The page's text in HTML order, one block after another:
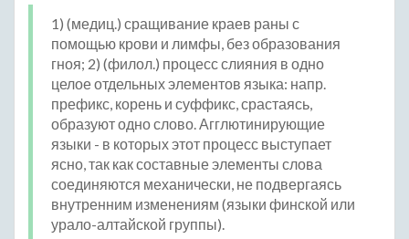
1) (медиц.) сращивание краев раны с
помощью крови и лимфы, без образования
гноя; 2) (филол.) процесс слияния в одно
целое отдельных элементов языка: напр.
префикс, корень и суффикс, срастаясь,
образуют одно слово. Агглютинирующие
языки - в которых этот процесс выступает
ясно, так как составные элементы слова
соединяются механически, не подвергаясь
внутренним изменениям (языки финской или
урало-алтайской группы).